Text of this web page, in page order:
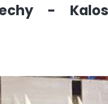
-